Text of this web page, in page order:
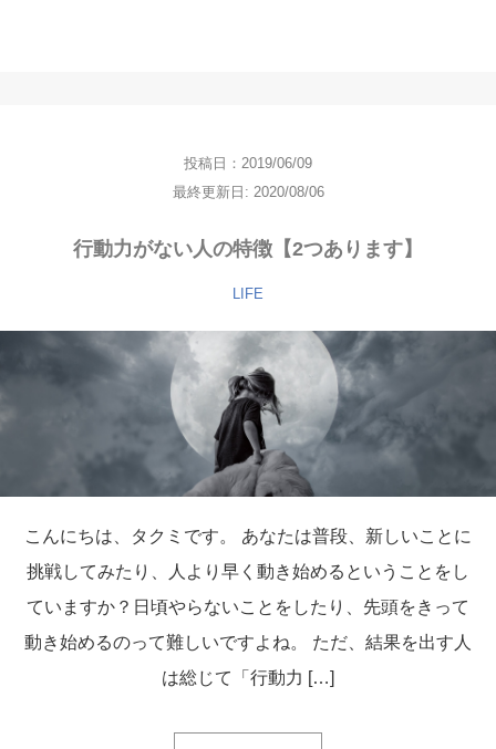
投稿日：2019/06/09
最終更新日: 2020/08/06
行動力がない人の特徴【2つあります】
LIFE
こんにちは、タクミです。 あなたは普段、新しいことに
挑戦してみたり、人より早く動き始めるということをし
ていますか？日頃やらないことをしたり、先頭をきって
動き始めるのって難しいですよね。 ただ、結果を出す人
は総じて「行動力 […]